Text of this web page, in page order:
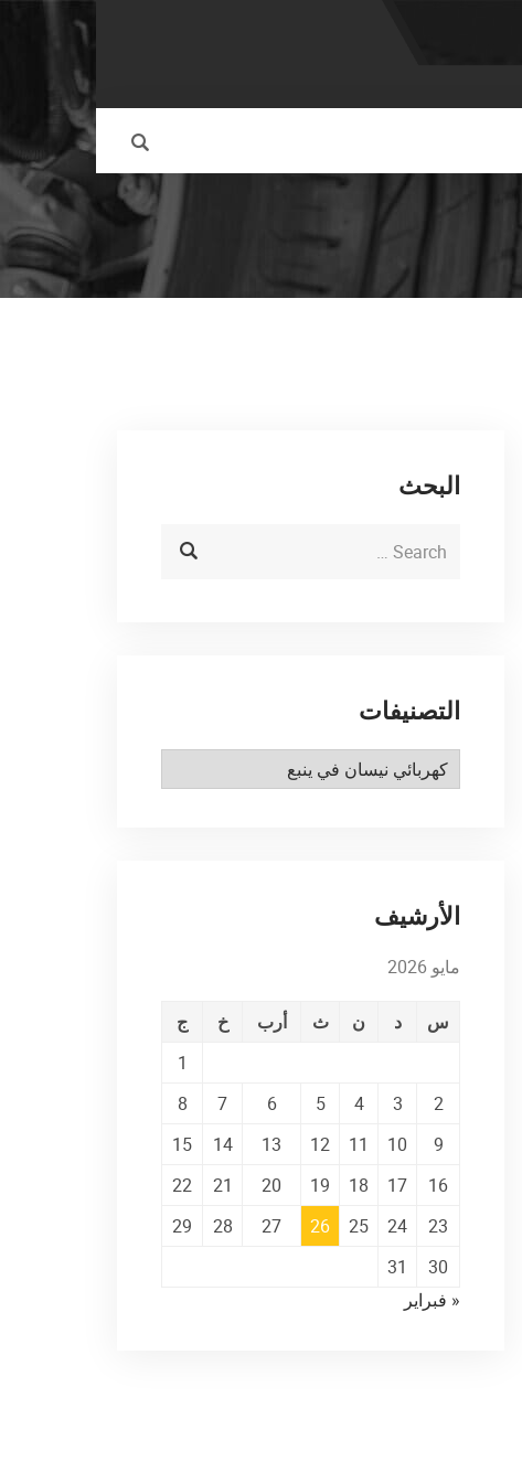
البحث
التصنيفات
التصنيفات
الأرشيف
مايو 2026
س د ن ث أرب خ
ج
1
2
3
4
5
6
7
8
9
10
11
12
13
14
15
16
17
18
19
20
21
22
23
24
25
26
27
28
29
30
31
« فبراير